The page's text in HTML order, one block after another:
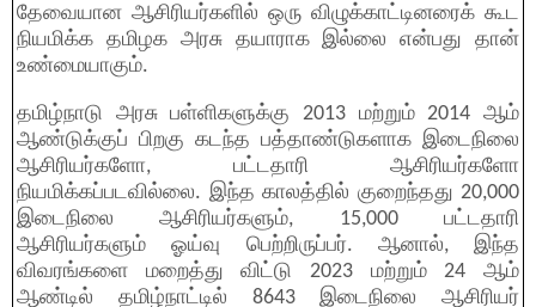
தேவையான ஆசிரியர்களில் ஒரு விழுக்காட்டினரைக் கூட
நியமிக்க தமிழக அரசு தயாராக இல்லை என்பது தான்
உண்மையாகும்.
தமிழ்நாடு அரசு பள்ளிகளுக்கு 2013 மற்றும் 2014 ஆம்
ஆண்டுக்குப் பிறகு கடந்த பத்தாண்டுகளாக இடைநிலை
ஆசிரியர்களோ, பட்டதாரி ஆசிரியர்களோ
நியமிக்கப்படவில்லை. இந்த காலத்தில் குறைந்தது 20,000
இடைநிலை ஆசிரியர்களும், 15,000 பட்டதாரி
ஆசிரியர்களும் ஓய்வு பெற்றிருப்பர். ஆனால், இந்த
விவரங்களை மறைத்து விட்டு 2023 மற்றும் 24 ஆம்
ஆண்டில் தமிழ்நாட்டில் 8643 இடைநிலை ஆசிரியர்